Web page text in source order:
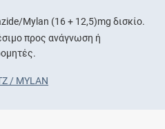
Mylan (16 + 12,5)mg δισκίο.
προς ανάγνωση ή
/ MYLAN